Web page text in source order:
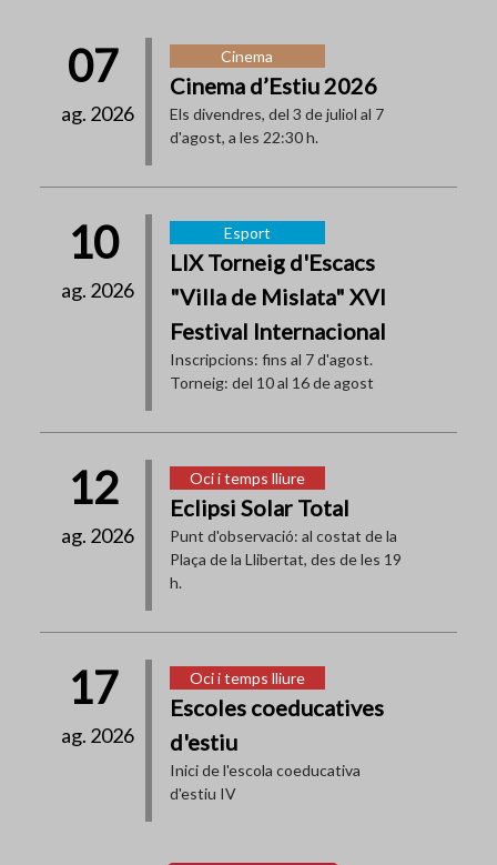
07
ag. 2026
Cinema
Cinema d’Estiu 2026
Els divendres, del 3 de juliol al 7
d'agost, a les 22:30 h.
10
ag. 2026
Esport
LIX Torneig d'Escacs
"Villa de Mislata" XVI
Festival Internacional
Inscripcions: fins al 7 d'agost.
Torneig: del 10 al 16 de agost
12
ag. 2026
Oci i temps lliure
Eclipsi Solar Total
Punt d'observació: al costat de la
Plaça de la Llibertat, des de les 19
h.
17
ag. 2026
Oci i temps lliure
Escoles coeducatives
d'estiu
Inici de l'escola coeducativa
d'estiu IV